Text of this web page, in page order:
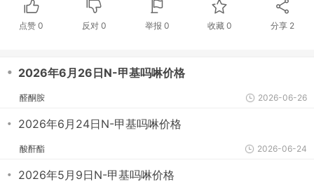
点赞0 反对 0 举报 0 收藏 0 分享 2
・ 2026年6月26日N-甲基吗啉价格
醛酮胺 2026-06-26
・ 2026年6月24日N-甲基吗啉价格
酸酐酯 2026-06-24
・ 2026年5月9日N-甲基吗啉价格